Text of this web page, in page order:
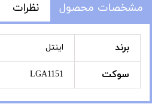
مشخصات محصول نظرات
برند اینتل
سوکت LGA1151